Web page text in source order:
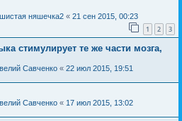
няшечка2 « 21 сен 2015, 00:23
1 2 3
стимулирует те же части мозга,
Савченко « 22 июл 2015, 19:51
Савченко « 17 июл 2015, 13:02